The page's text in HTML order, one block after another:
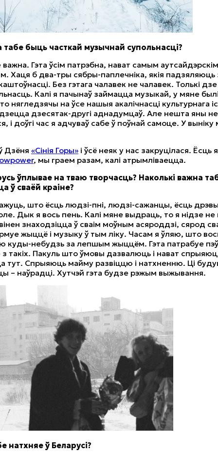
быць часткай музычнай супольнасці?
Гэта ўсім патрэбна, нават самым аутсайдэрскім
Хаця б два-тры сябры-паплечніка, якія падзяляюць
Без гэтага чалавек не чалавек. Толькі
Калі я пачынаў займацца музыкай, у мяне
нягледзячы на ўсе нашыя акалічнасці культурнага
дзесятак-другі аднадумцаў. Але нешта яны не
і доўгі час я адчуваў сабе ў поўнай самоце. У
Дзёня «Сінія Горы» і ўсё неяк у нас закруцілася.
, мы граем разам, калі атрымліваецца.
ўплывае на тваю творчасць? Наколькі важна
ў сваёй краіне?
што ёсць людзі-пні, людзі-сажанцы, ёсць
Дык я вось пень. Калі мяне выдраць, то я нідзе
знаходзіцца ў сваім моўным асяроддзі, сярод
жыццё і музыку ў тым ліку. Часам я ўляю, што
куды-небудзь за лепшым жыццём. Гэта патрабуе
такіх. Пакуль што ўмовы дазвалюць і нават
тут. Спрыяюць майму развіццю і натхненню. Ці
– наўрадці. Хутчэй гэта будзе рэжым выжывання.
ў Беларусі?